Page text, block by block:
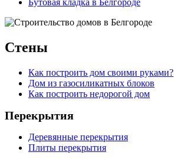
Бутовая кладка в Белгороде
Стены
Как построить дом своими руками?
Дом из газосиликатных блоков
Как построить недорогой дом
Перекрытия
Деревянные перекрытия
Плиты перекрытия